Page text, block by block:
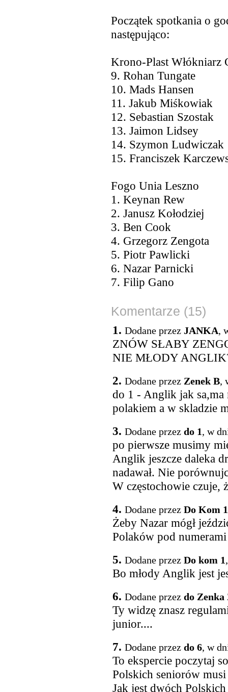
Początek spotkania o
następująco:
Krono-Plast Włókniarz
9. Rohan Tungate
10. Mads Hansen
11. Jakub Miśkowiak
12. Sebastian Szostak
13. Jaimon Lidsey
14. Szymon Ludwiczak
15. Franciszek
Fogo Unia Leszno
1. Keynan Rew
2. Janusz Kołodziej
3. Ben Cook
4. Grzegorz Zengota
5. Piotr Pawlicki
6. Nazar Parnicki
7. Filip Gano
Komentarze (15)
1. Dodane przez JANKA,
ZNÓW SŁABY
NIE MŁODY
2. Dodane przez Zenek B,
do 1 - Anglik jak sa,ma
polakiem a w skladzie
3. Dodane przez do 1, w
po pierwsze musimy
Anglik jeszcze daleka
nadawał. Nie
W częstochowie czuje,
4. Dodane przez Do Kom
Żeby Nazar mógł
Polaków pod
5. Dodane przez Do kom 1
Bo młody Anglik jest
6. Dodane przez do Zenka
Ty widzę znasz
junior....
7. Dodane przez do 6, w
To ekspercie poczytaj
Polskich seniorów
Jak jest dwóch